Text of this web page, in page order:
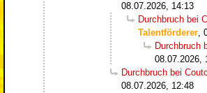
08.07.2026, 14:13
Durchbruch bei
Talentförderer,
Durchbruch
08.07.2026,
Durchbruch bei
08.07.2026, 12:48